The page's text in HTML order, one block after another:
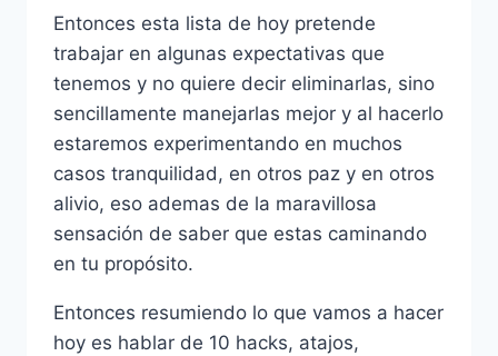
Entonces esta lista de hoy pretende
trabajar en algunas expectativas que
tenemos y no quiere decir eliminarlas, sino
sencillamente manejarlas mejor y al hacerlo
estaremos experimentando en muchos
casos tranquilidad, en otros paz y en otros
alivio, eso ademas de la maravillosa
sensación de saber que estas caminando
en tu propósito.
Entonces resumiendo lo que vamos a hacer
hoy es hablar de 10 hacks, atajos,